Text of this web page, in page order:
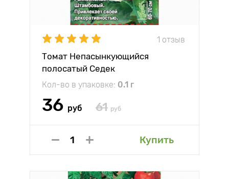
1 отзыв
Томат Непасынкующийся
полосатый Седек
Кол-во в упаковке: 0.1 г
36 руб 61 руб
Купить